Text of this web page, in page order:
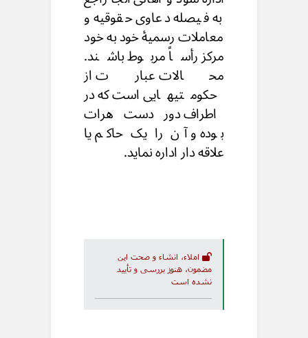
به فیصله دعاوی حقوقیه و
معاملات رسمیهٔ خود به خود
مرکز رأساً مربوط باشند.
محالات عبارت از
حکومتیهایی است که در
اطراف دور دست هرات
بوده و آن را یک حاکم یا
علاقه دار اداره نماید.
املاء، انشاء و صحت این
مضمون، هنوز بررسی و تأیید
نشده است